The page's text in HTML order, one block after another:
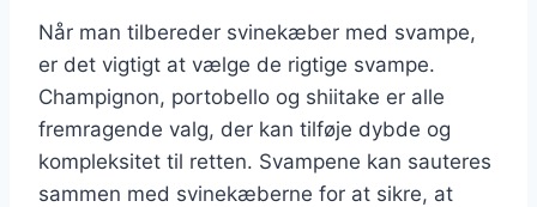
Når man tilbereder svinekæber med svampe,
er det vigtigt at vælge de rigtige svampe.
Champignon, portobello og shiitake er alle
fremragende valg, der kan tilføje dybde og
kompleksitet til retten. Svampene kan sauteres
sammen med svinekæberne for at sikre, at